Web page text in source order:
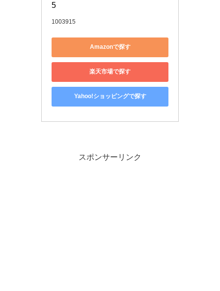
5
1003915
Amazonで探す
楽天市場で探す
Yahoo!ショッピングで探す
スポンサーリンク